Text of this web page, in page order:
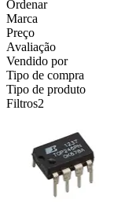
Ordenar
Marca
Preço
Avaliação
Vendido por
Tipo de compra
Tipo de produto
Filtros2